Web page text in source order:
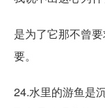
是为了它那不曾
要。
24.水里的游鱼是